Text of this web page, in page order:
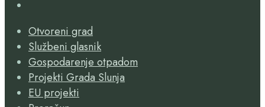
Window
Otvoreni grad
Službeni glasnik
Gospodarenje otpadom
Projekti Grada Slunja
EU projekti